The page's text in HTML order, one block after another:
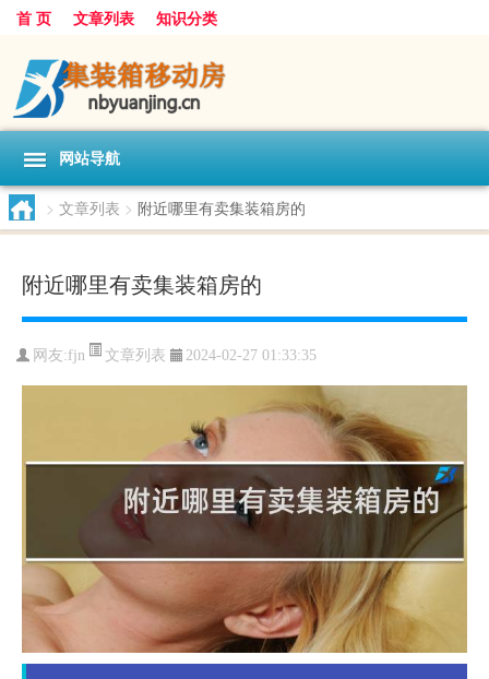
首 页 文章列表 知识分类
网站导航
> 文章列表 > 附近哪里有卖集装箱房的
附近哪里有卖集装箱房的
网友:fjn 文章列表 2024-02-27 01:33:35